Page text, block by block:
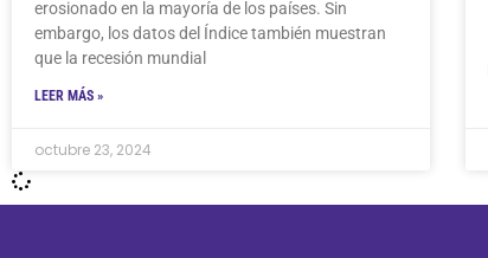
erosionado en la mayoría de los países. Sin
embargo, los datos del Índice también muestran
que la recesión mundial
LEER MÁS »
octubre 23, 2024